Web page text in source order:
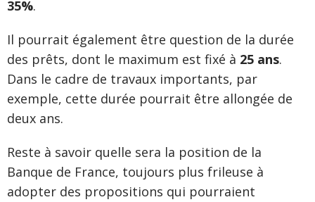
35%.
Il pourrait également être question de la durée
des prêts, dont le maximum est fixé à 25 ans.
Dans le cadre de travaux importants, par
exemple, cette durée pourrait être allongée de
deux ans.
Reste à savoir quelle sera la position de la
Banque de France, toujours plus frileuse à
adopter des propositions qui pourraient